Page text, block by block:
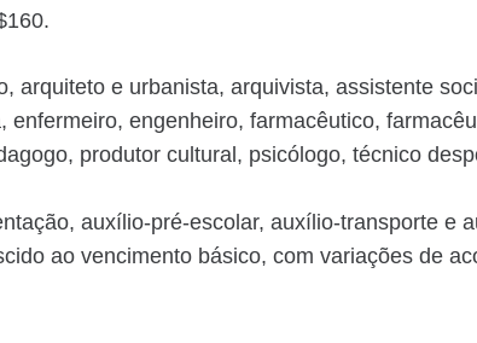
arquiteto e urbanista, arquivista, assistente
engenheiro, farmacêutico,
produtor cultural, psicólogo, técnico
auxílio-pré-escolar, auxílio-transporte e
ao vencimento básico, com variações de